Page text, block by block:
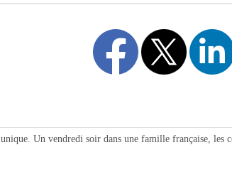
Un vendredi soir dans une famille française, les